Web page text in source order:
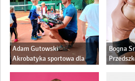
Adam Gutowski
Akrobatyka sportowa dla
Bogna